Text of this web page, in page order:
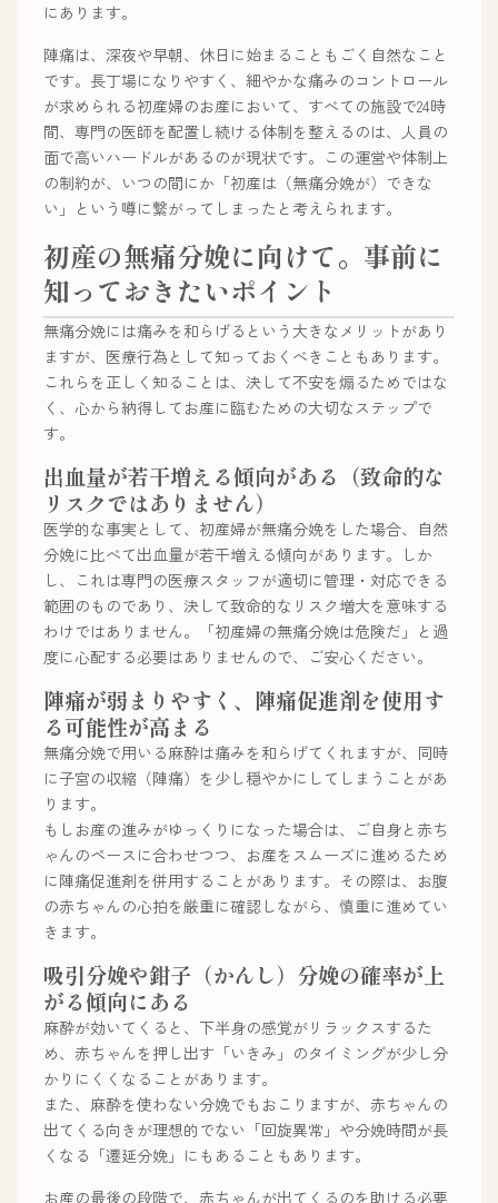
にあります。
陣痛は、深夜や早朝、休日に始まることもごく自然なこと
です。長丁場になりやすく、細やかな痛みのコントロール
が求められる初産婦のお産において、すべての施設で24時
間、専門の医師を配置し続ける体制を整えるのは、人員の
面で高いハードルがあるのが現状です。この運営や体制上
の制約が、いつの間にか「初産は（無痛分娩が）できな
い」という噂に繋がってしまったと考えられます。
初産の無痛分娩に向けて。事前に
知っておきたいポイント
無痛分娩には痛みを和らげるという大きなメリットがあり
ますが、医療行為として知っておくべきこともあります。
これらを正しく知ることは、決して不安を煽るためではな
く、心から納得してお産に臨むための大切なステップで
す。
出血量が若干増える傾向がある（致命的な
リスクではありません）
医学的な事実として、初産婦が無痛分娩をした場合、自然
分娩に比べて出血量が若干増える傾向があります。しか
し、これは専門の医療スタッフが適切に管理・対応できる
範囲のものであり、決して致命的なリスク増大を意味する
わけではありません。「初産婦の無痛分娩は危険だ」と過
度に心配する必要はありませんので、ご安心ください。
陣痛が弱まりやすく、陣痛促進剤を使用す
る可能性が高まる
無痛分娩で用いる麻酔は痛みを和らげてくれますが、同時
に子宮の収縮（陣痛）を少し穏やかにしてしまうことがあ
ります。
もしお産の進みがゆっくりになった場合は、ご自身と赤ち
ゃんのペースに合わせつつ、お産をスムーズに進めるため
に陣痛促進剤を併用することがあります。その際は、お腹
の赤ちゃんの心拍を厳重に確認しながら、慎重に進めてい
きます。
吸引分娩や鉗子（かんし）分娩の確率が上
がる傾向にある
麻酔が効いてくると、下半身の感覚がリラックスするた
め、赤ちゃんを押し出す「いきみ」のタイミングが少し分
かりにくくなることがあります。
また、麻酔を使わない分娩でもおこりますが、赤ちゃんの
出てくる向きが理想的でない「回旋異常」や分娩時間が長
くなる「遷延分娩」にもあることもあります。
お産の最後の段階で、赤ちゃんが出てくるのを助ける必要